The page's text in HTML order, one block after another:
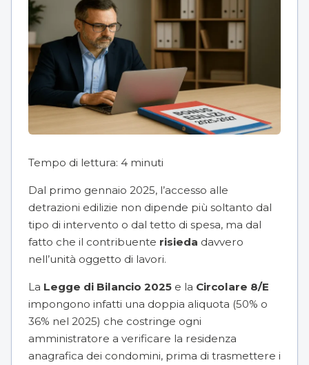
Tempo di lettura: 4 minuti
Dal primo gennaio 2025, l’accesso alle
detrazioni edilizie non dipende più soltanto dal
tipo di intervento o dal tetto di spesa, ma dal
fatto che il contribuente risieda davvero
nell’unità oggetto di lavori.
La Legge di Bilancio 2025 e la Circolare 8/E
impongono infatti una doppia aliquota (50% o
36% nel 2025) che costringe ogni
amministratore a verificare la residenza
anagrafica dei condomini, prima di trasmettere i